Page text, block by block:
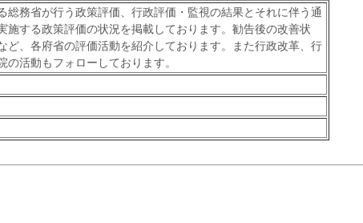
務省が行う政策評価、行政評価・監視の結果とそれに伴う通
施する政策評価の状況を掲載しております。勧告後の改善状
ど、各府省の評価活動を紹介しております。また行政改革、行
活動もフォローしております。